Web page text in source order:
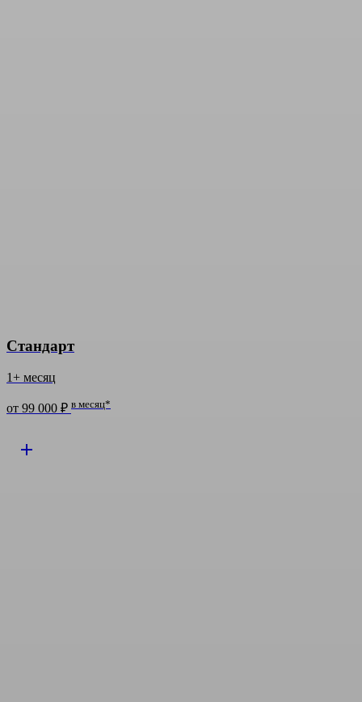
Стандарт
1+ месяц
от 99 000 ₽ в месяц*